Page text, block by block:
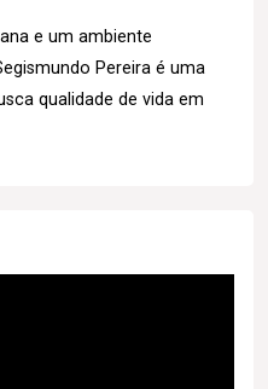
e um ambiente
Pereira é uma
qualidade de vida em